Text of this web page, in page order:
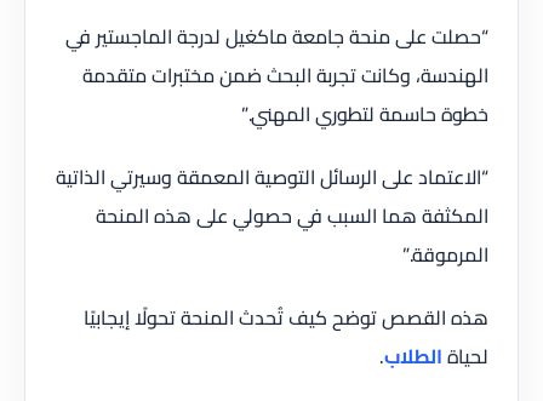
“حصلت على منحة جامعة ماكغيل لدرجة الماجستير في
الهندسة، وكانت تجربة البحث ضمن مختبرات متقدمة
خطوة حاسمة لتطوري المهني.”
“الاعتماد على الرسائل التوصية المعمقة وسيرتي الذاتية
المكثفة هما السبب في حصولي على هذه المنحة
المرموقة.”
هذه القصص توضح كيف تُحدث المنحة تحولًا إيجابيًا
لحياةالطلاب.